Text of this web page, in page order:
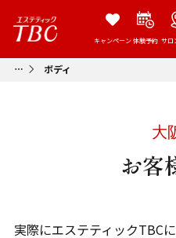
キャンペーン体験予約 サロ
ボディ
大
お客
実際にエステティックTBC